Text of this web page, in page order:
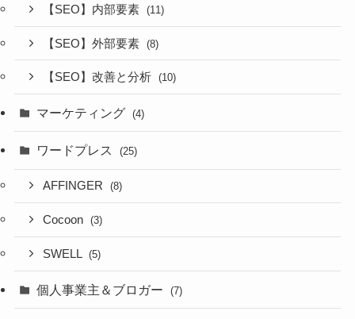
【SEO】内部要素 (11)
【SEO】外部要素 (8)
【SEO】改善と分析 (10)
マーケティング (4)
ワードプレス (25)
AFFINGER (8)
Cocoon (3)
SWELL (5)
個人事業主＆ブロガー (7)